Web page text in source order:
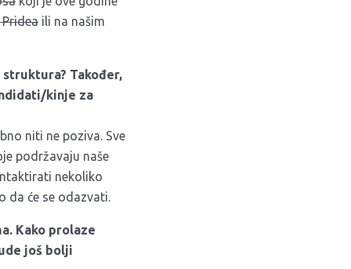
ili na našim
Također,
kinje za
niti ne poziva. Sve
podržavaju naše
nekoliko
da će se odazvati.
Kako prolaze
još bolji